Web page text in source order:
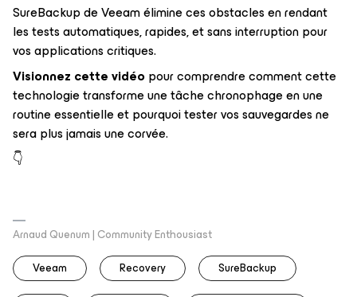
SureBackup de Veeam élimine ces obstacles en rendant
les tests automatiques, rapides, et sans interruption pour
vos applications critiques.
Visionnez cette vidéopour comprendre comment cette
technologie transforme une tâche chronophage en une
routine essentielle et pourquoi tester vos sauvegardes ne
sera plus jamais une corvée.
👇
Arnaud Quenum | Community Enthousiast
Veeam
Recovery SureBackup